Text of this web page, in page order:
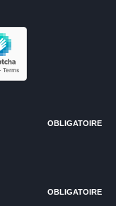
OBLIGATOIRE
OBLIGATOIRE